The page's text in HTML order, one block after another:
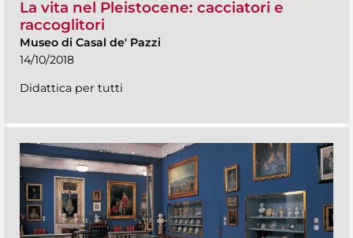
La vita nel Pleistocene: cacciatori e
raccoglitori
Museo di Casal de' Pazzi
14/10/2018
Didattica per tutti